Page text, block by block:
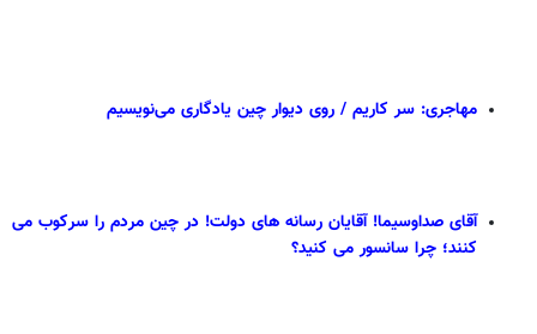
مهاجری: سر کاریم / روی ‎دیوار چین یادگاری می‌نویسیم
آقای صداوسیما! آقایان رسانه های دولت! در چین مردم را سرکوب می
کنند؛ چرا سانسور می کنید؟